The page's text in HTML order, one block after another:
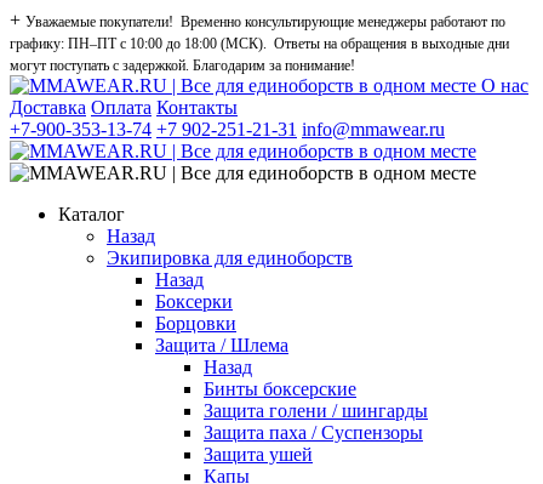
+ Уважаемые покупатели! Временно консультирующие менеджеры работают по
графику: ПН–ПТ с 10:00 до 18:00 (МСК). Ответы на обращения в выходные дни
могут поступать с задержкой. Благодарим за понимание!
О нас
Доставка Оплата Контакты
+7-900-353-13-74 +7 902-251-21-31 info@mmawear.ru
Каталог
Назад
Экипировка для единоборств
Назад
Боксерки
Борцовки
Защита / Шлема
Назад
Бинты боксерские
Защита голени / шингарды
Защита паха / Суспензоры
Защита ушей
Капы